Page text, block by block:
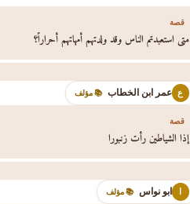
قصة
متى استعبدتم الناس وقد ولدتهم أمهاتهم أحراراً؟
ع عمر ابن الخطاب 📚 مؤلف
قصة
إذا الشياطين رأت زنبورا
ا ابو نواس 📚 مؤلف